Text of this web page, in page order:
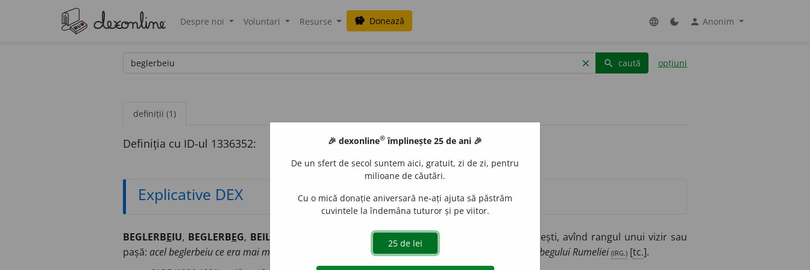
Despre noi Voluntari Resurse savings Donează language dark_mode person Anonim
clear search caută opțiuni
definiții (1)
Definiția cu ID-ul 1336352:
Explicative DEX
BEGLERBEIU, BEGLERBEG, BEILERB
Guvernator general al unei mari provincii turcești, avînd rangul unui vizir sau
pașă: acel beglerbeiu ce era mai mare pre oștile turcești (N.-COST.);Ștefan sdrobi în 1475 oștile beglerbegului Rumeliei(IRG.) [tc.].
🎉 dexonline® împlinește 25 de ani 🎉
De un sfert de secol suntem aici, gratuit, zi de zi, pentru
milioane de căutări.
Cu o mică donație aniversară ne-ați ajuta să păstrăm
cuvintele la îndemâna tuturor și pe viitor.